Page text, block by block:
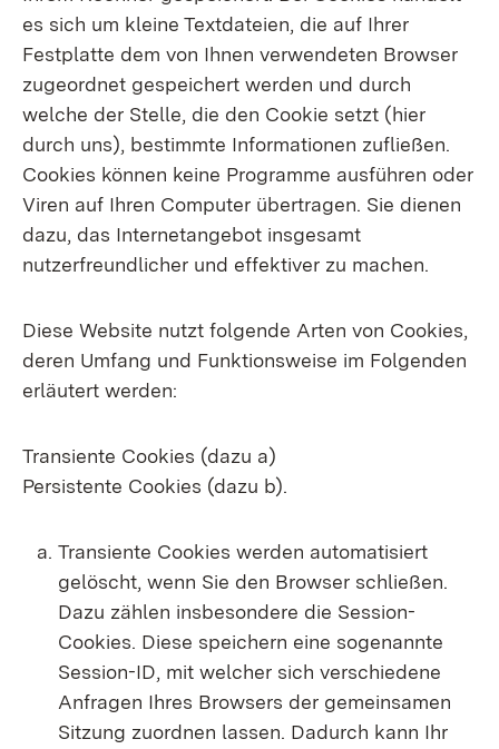
es sich um kleine Textdateien, die auf Ihrer
Festplatte dem von Ihnen verwendeten Browser
zugeordnet gespeichert werden und durch
welche der Stelle, die den Cookie setzt (hier
durch uns), bestimmte Informationen zufließen.
Cookies können keine Programme ausführen oder
Viren auf Ihren Computer übertragen. Sie dienen
dazu, das Internetangebot insgesamt
nutzerfreundlicher und effektiver zu machen.
Diese Website nutzt folgende Arten von Cookies,
deren Umfang und Funktionsweise im Folgenden
erläutert werden:
Transiente Cookies (dazu a)
Persistente Cookies (dazu b).
Transiente Cookies werden automatisiert
gelöscht, wenn Sie den Browser schließen.
Dazu zählen insbesondere die Session-
Cookies. Diese speichern eine sogenannte
Session-ID, mit welcher sich verschiedene
Anfragen Ihres Browsers der gemeinsamen
Sitzung zuordnen lassen. Dadurch kann Ihr